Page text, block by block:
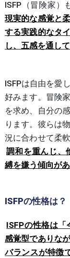
ISFP（冒険家）
現実的な感覚と
する実践的なタ
し、五感を通し
ISFPは自由を愛
好みます。冒険
を求め、自分の
ります。彼らは
況に合わせて柔
調和を重んじ、
縛を嫌う傾向があ
ISFPの性格は？
ISFPの性格は
感覚型でありな
バランスが特徴